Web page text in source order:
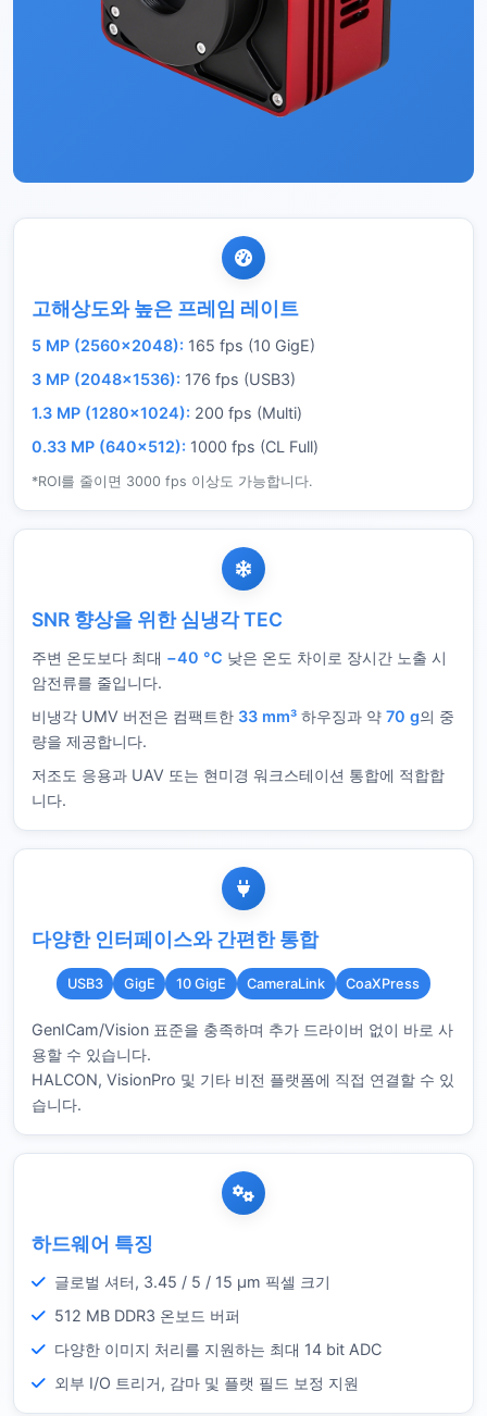
고해상도와 높은 프레임 레이트
5 MP (2560×2048): 165 fps (10 GigE)
3 MP (2048×1536): 176 fps (USB3)
1.3 MP (1280×1024): 200 fps (Multi)
0.33 MP (640×512): 1000 fps (CL Full)
*ROI를 줄이면 3000 fps 이상도 가능합니다.
SNR 향상을 위한 심냉각 TEC
주변 온도보다 최대 −40 °C 낮은 온도 차이로 장시간 노출 시
암전류를 줄입니다.
비냉각 UMV 버전은 컴팩트한 33 mm³ 하우징과 약 70 g의 중
량을 제공합니다.
저조도 응용과 UAV 또는 현미경 워크스테이션 통합에 적합합
니다.
다양한 인터페이스와 간편한 통합
USB3 GigE 10 GigE CameraLink CoaXPress
GenICam/Vision 표준을 충족하며 추가 드라이버 없이 바로 사
용할 수 있습니다.
HALCON, VisionPro 및 기타 비전 플랫폼에 직접 연결할 수 있
습니다.
하드웨어 특징
글로벌 셔터, 3.45 / 5 / 15 µm 픽셀 크기
512 MB DDR3 온보드 버퍼
다양한 이미지 처리를 지원하는 최대 14 bit ADC
외부 I/O 트리거, 감마 및 플랫 필드 보정 지원